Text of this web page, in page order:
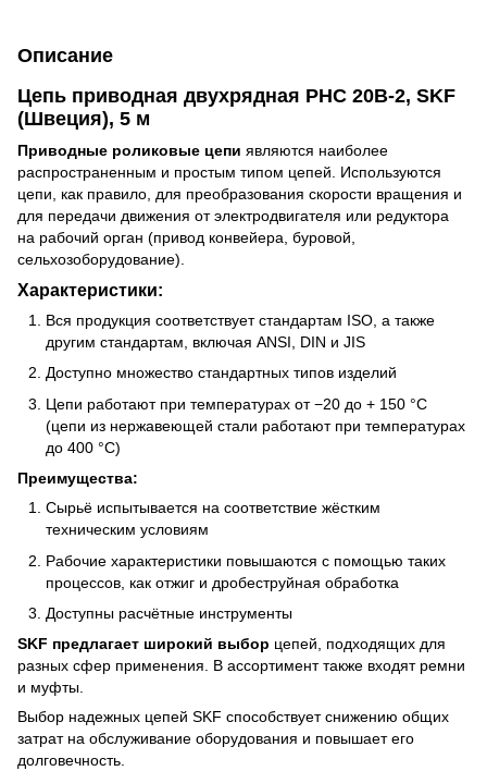
Описание
Цепь приводная двухрядная PHC 20B-2, SKF
(Швеция), 5 м
Приводные роликовые цепи являются наиболее
распространенным и простым типом цепей. Используются
цепи, как правило, для преобразования скорости вращения и
для передачи движения от электродвигателя или редуктора
на рабочий орган (привод конвейера, буровой,
сельхозоборудование).
Характеристики:
Вся продукция соответствует стандартам ISO, а также
другим стандартам, включая ANSI, DIN и JIS
Доступно множество стандартных типов изделий
Цепи работают при температурах от −20 до + 150 °C
(цепи из нержавеющей стали работают при температурах
до 400 °C)
Преимущества:
Сырьё испытывается на соответствие жёстким
техническим условиям
Рабочие характеристики повышаются с помощью таких
процессов, как отжиг и дробеструйная обработка
Доступны расчётные инструменты
SKF предлагает широкий выбор цепей, подходящих для
разных сфер применения. В ассортимент также входят ремни
и муфты.
Выбор надежных цепей SKF способствует снижению общих
затрат на обслуживание оборудования и повышает его
долговечность.